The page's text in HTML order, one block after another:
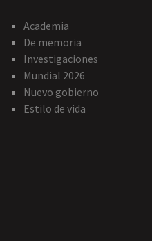
Academia
De memoria
Investigaciones
Mundial 2026
Nuevo gobierno
Estilo de vida